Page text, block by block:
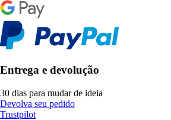
Entrega e devolução
30 dias para mudar de ideia
Devolva seu pedido
Trustpilot